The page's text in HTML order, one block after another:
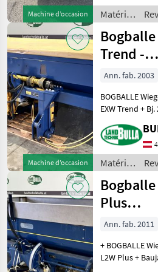
Machine d’occasion
Bedienterminal
Calibrator, neue
Wurfschaufel
Matériels
de
fertilisation
et
irrigation
/
Machine d’occasion
Bogballe
Trend -
1300 Liter
Ann. fab. 2003
BOGBALLE
EXW Trend + Bj.
Meter oder 20
Inhalt 1300
Liter
Matériels
de
fertilisation
et
irrigation
/
Bogballe
Plus
1700 Liter
Ann. fab. 2011
+ BOGBALLE
L2W Plus +